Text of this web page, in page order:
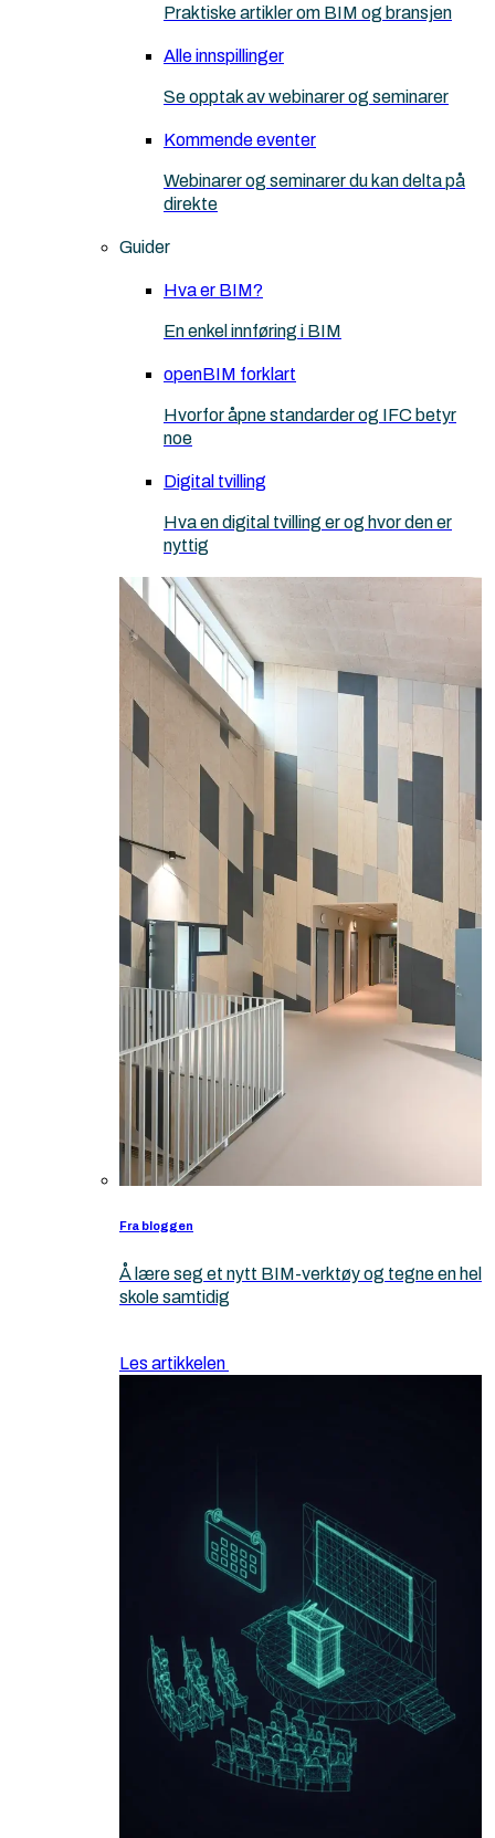
Praktiske artikler om BIM og bransjen
Alle innspillinger
Se opptak av webinarer og seminarer
Kommende eventer
Webinarer og seminarer du kan delta på
direkte
Guider
Hva er BIM?
En enkel innføring i BIM
openBIM forklart
Hvorfor åpne standarder og IFC betyr
noe
Digital tvilling
Hva en digital tvilling er og hvor den er
nyttig
Fra bloggen
Å lære seg et nytt BIM-verktøy og tegne en hel
skole samtidig
Les artikkelen